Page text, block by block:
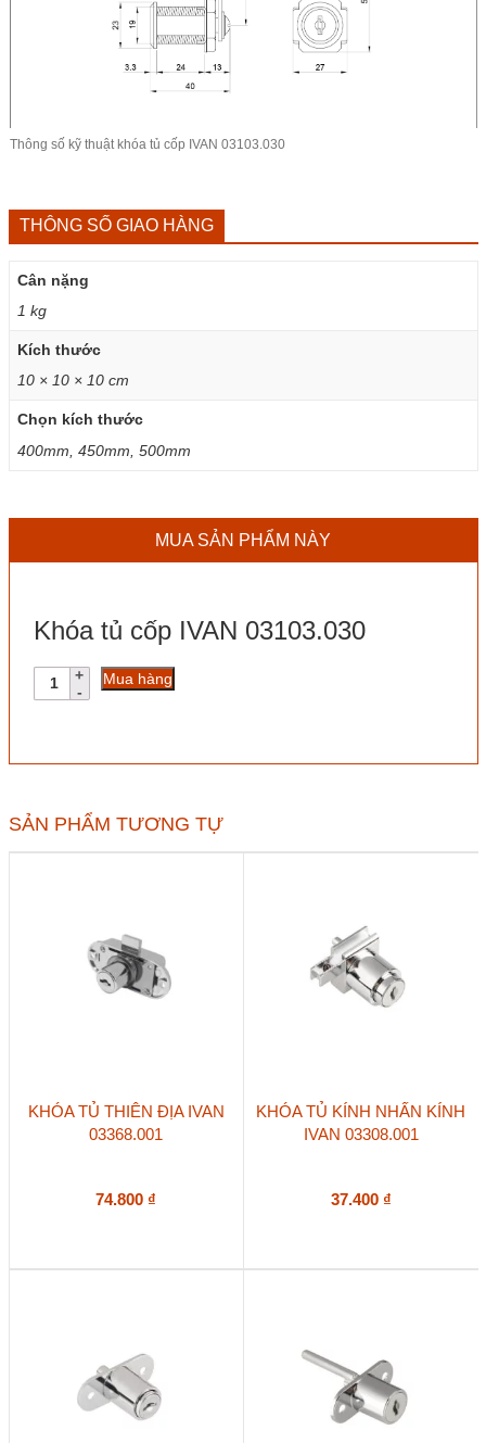
Thông số kỹ thuật khóa tủ cốp IVAN 03103.030
THÔNG SỐ GIAO HÀNG
Cân nặng
1 kg
Kích thước
10 × 10 × 10 cm
Chọn kích thước
400mm, 450mm, 500mm
MUA SẢN PHẨM NÀY
Khóa tủ cốp IVAN 03103.030
Khóa
Mua hàng
SẢN PHẨM TƯƠNG TỰ
KHÓA TỦ THIÊN ĐỊA IVAN
03368.001
74.800 ₫
KHÓA TỦ KÍNH NHẤN KÍNH
IVAN 03308.001
37.400 ₫